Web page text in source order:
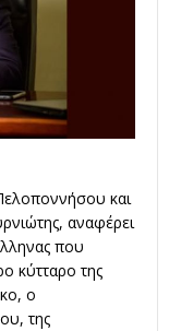
και
αναφέρει
που
κύτταρο της
ο
της